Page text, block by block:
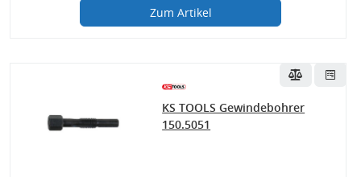
Zum Artikel
KS TOOLS Gewindebohrer
150.5051